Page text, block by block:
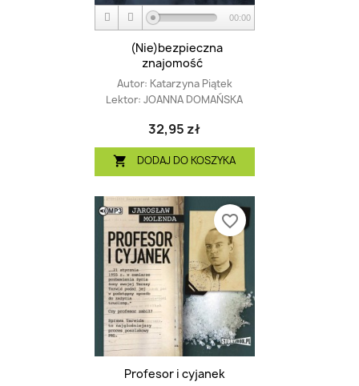
00:00
(Nie)bezpieczna
znajomość
Autor: Katarzyna Piątek
Lektor: JOANNA DOMAŃSKA
32,95 zł
 DODAJ DO KOSZYKA
Profesor i cyjanek
favorite_border